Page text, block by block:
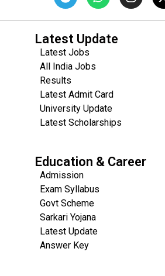
Latest Update
Latest Jobs
All India Jobs
Results
Latest Admit Card
University Update
Latest Scholarships
Education & Career
Admission
Exam Syllabus
Govt Scheme
Sarkari Yojana
Latest Update
Answer Key